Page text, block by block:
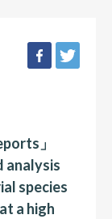
facebook
」
analysis
species
a high